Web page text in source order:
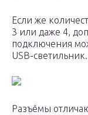
Если же
3 или даже 4,
подключения
USB-светильник.
Разъёмы